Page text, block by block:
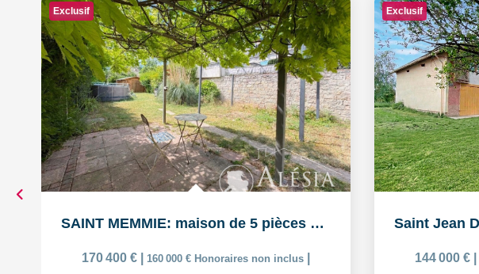
Exclusif
SAINT MEMMIE: maison de 5 pièces sur 574m² de parcelle de...
170 400 € 160 000 € Honoraires non inclus
Exclusif
144 000 €